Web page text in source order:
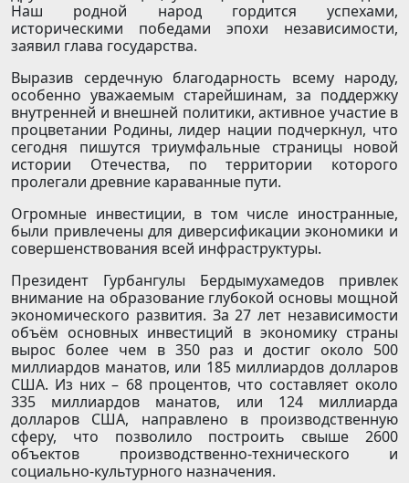
Наш родной народ гордится успехами,
историческими победами эпохи независимости,
заявил глава государства.
Выразив сердечную благодарность всему народу,
особенно уважаемым старейшинам, за поддержку
внутренней и внешней политики, активное участие в
процветании Родины, лидер нации подчеркнул, что
сегодня пишутся триумфальные страницы новой
истории Отечества, по территории которого
пролегали древние караванные пути.
Огромные инвестиции, в том числе иностранные,
были привлечены для диверсификации экономики и
совершенствования всей инфраструктуры.
Президент Гурбангулы Бердымухамедов привлек
внимание на образование глубокой основы мощной
экономического развития. За 27 лет независимости
объём основных инвестиций в экономику страны
вырос более чем в 350 раз и достиг около 500
миллиардов манатов, или 185 миллиардов долларов
США. Из них – 68 процентов, что составляет около
335 миллиардов манатов, или 124 миллиарда
долларов США, направлено в производственную
сферу, что позволило построить свыше 2600
объектов производственно-технического и
социально-культурного назначения.